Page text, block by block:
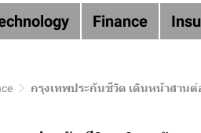
Finance
กรุงเทพประกันชีวิต เดินหน้าสาน